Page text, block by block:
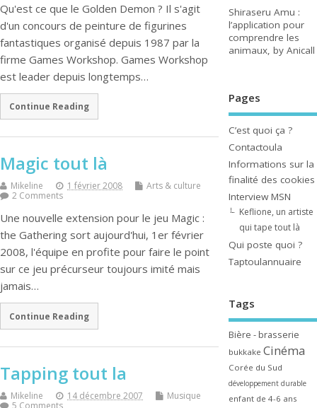
Qu'est ce que le Golden Demon ? Il s'agit
d'un concours de peinture de figurines
fantastiques organisé depuis 1987 par la
firme Games Workshop. Games Workshop
est leader depuis longtemps…
Continue Reading
Magic tout là
Mikeline 1 février 2008
Arts & culture
2 Comments
Une nouvelle extension pour le jeu Magic :
the Gathering sort aujourd'hui, 1er février
2008, l'équipe en profite pour faire le point
sur ce jeu précurseur toujours imité mais
jamais…
Continue Reading
Tapping tout la
Mikeline 14 décembre 2007
Musique
5 Comments
Shiraseru Amu :
l’application pour
comprendre les
animaux, by Anicall
Pages
C’est quoi ça ?
Contactoula
Informations sur la
finalité des cookies
Interview MSN
Keflione, un artiste
qui tape tout là
Qui poste quoi ?
Taptoulannuaire
Tags
Bière - brasserie
bukkake Cinéma
Corée du Sud
développement durable
enfant de 4-6 ans